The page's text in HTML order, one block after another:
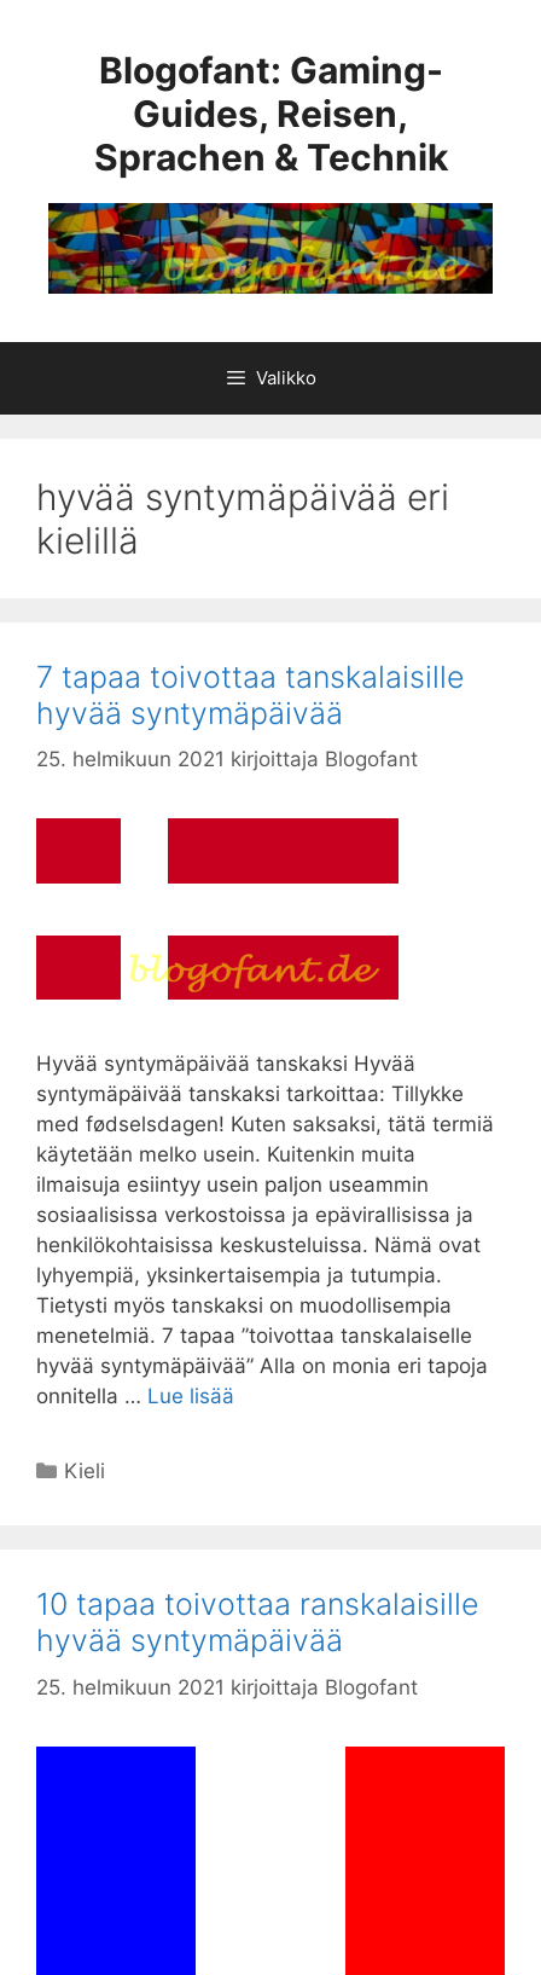
Blogofant: Gaming-
Guides, Reisen,
Sprachen & Technik
Valikko
hyvää syntymäpäivää eri
kielillä
7 tapaa toivottaa tanskalaisille
hyvää syntymäpäivää
25. helmikuun 2021 kirjoittaja Blogofant
Hyvää syntymäpäivää tanskaksi Hyvää
syntymäpäivää tanskaksi tarkoittaa: Tillykke
med fødselsdagen! Kuten saksaksi, tätä termiä
käytetään melko usein. Kuitenkin muita
ilmaisuja esiintyy usein paljon useammin
sosiaalisissa verkostoissa ja epävirallisissa ja
henkilökohtaisissa keskusteluissa. Nämä ovat
lyhyempiä, yksinkertaisempia ja tutumpia.
Tietysti myös tanskaksi on muodollisempia
menetelmiä. 7 tapaa ”toivottaa tanskalaiselle
hyvää syntymäpäivää” Alla on monia eri tapoja
onnitella … Lue lisää
Kategoriat
Kieli
10 tapaa toivottaa ranskalaisille
hyvää syntymäpäivää
25. helmikuun 2021 kirjoittaja Blogofant